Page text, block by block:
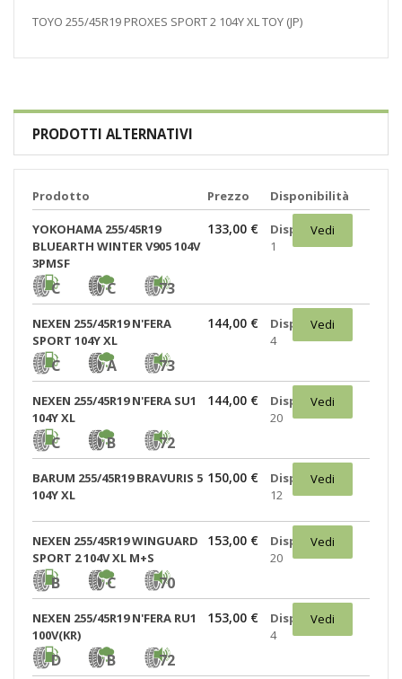
TOYO 255/45R19 PROXES SPORT 2 104Y XL TOY (JP)
PRODOTTI ALTERNATIVI
Prodotto Prezzo Disponibilità
YOKOHAMA 255/45R19
BLUEARTH WINTER V905 104V
3PMSF
C C 73
133,00 €
Disponibili:
1
Vedi
NEXEN 255/45R19 N'FERA
SPORT 104Y XL
C A 73
144,00 €
Disponibili:
4
Vedi
NEXEN 255/45R19 N'FERA SU1
104Y XL
C B 72
144,00 €
Disponibili:
20
Vedi
BARUM 255/45R19 BRAVURIS 5
104Y XL
150,00 €
Disponibili:
12
Vedi
NEXEN 255/45R19 WINGUARD
SPORT 2 104V XL M+S
B C 70
153,00 €
Disponibili:
20
Vedi
NEXEN 255/45R19 N'FERA RU1
100V(KR)
D B 72
153,00 €
Disponibili:
4
Vedi